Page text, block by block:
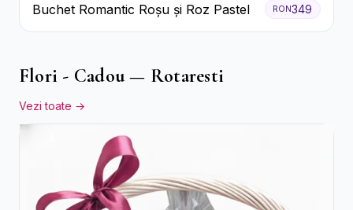
Buchet Romantic Roșu și Roz Pastel RON349
Flori - Cadou — Rotaresti
Vezi toate →